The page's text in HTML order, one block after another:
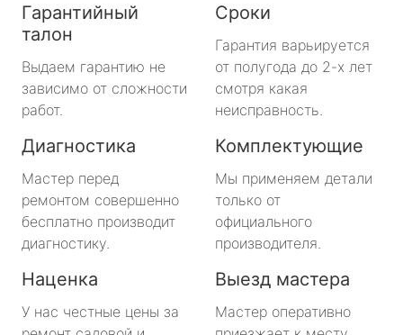
Гарантийный
талон
Выдаем гарантию не
зависимо от сложности
работ.
Сроки
Гарантия варьируется
от полугода до 2-х лет
смотря какая
неисправность.
Диагностика
Мастер перед
ремонтом совершенно
бесплатно производит
диагностику.
Комплектующие
Мы применяем детали
только от
официального
производителя.
Наценка
У нас честные цены за
Выезд мастера
Мастер оперативно